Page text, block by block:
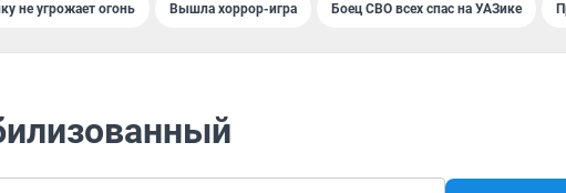
не угрожает огонь Вышла хоррор-игра Боец СВО всех спас на УАЗике